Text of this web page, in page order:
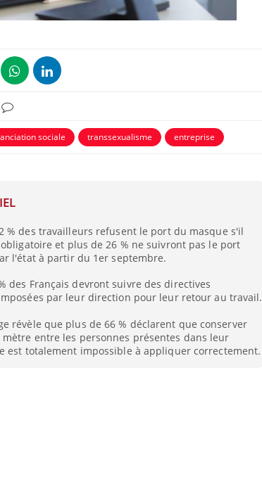
sociale transsexualisme entreprise
% des travailleurs refusent le port du masque s'il
et plus de 26 % ne suivront pas le port
l'état à partir du 1er septembre.
des Français devront suivre des directives
par leur direction pour leur retour au travail.
révèle que plus de 66 % déclarent que conserver
entre les personnes présentes dans leur
est totalement impossible à appliquer correctement.